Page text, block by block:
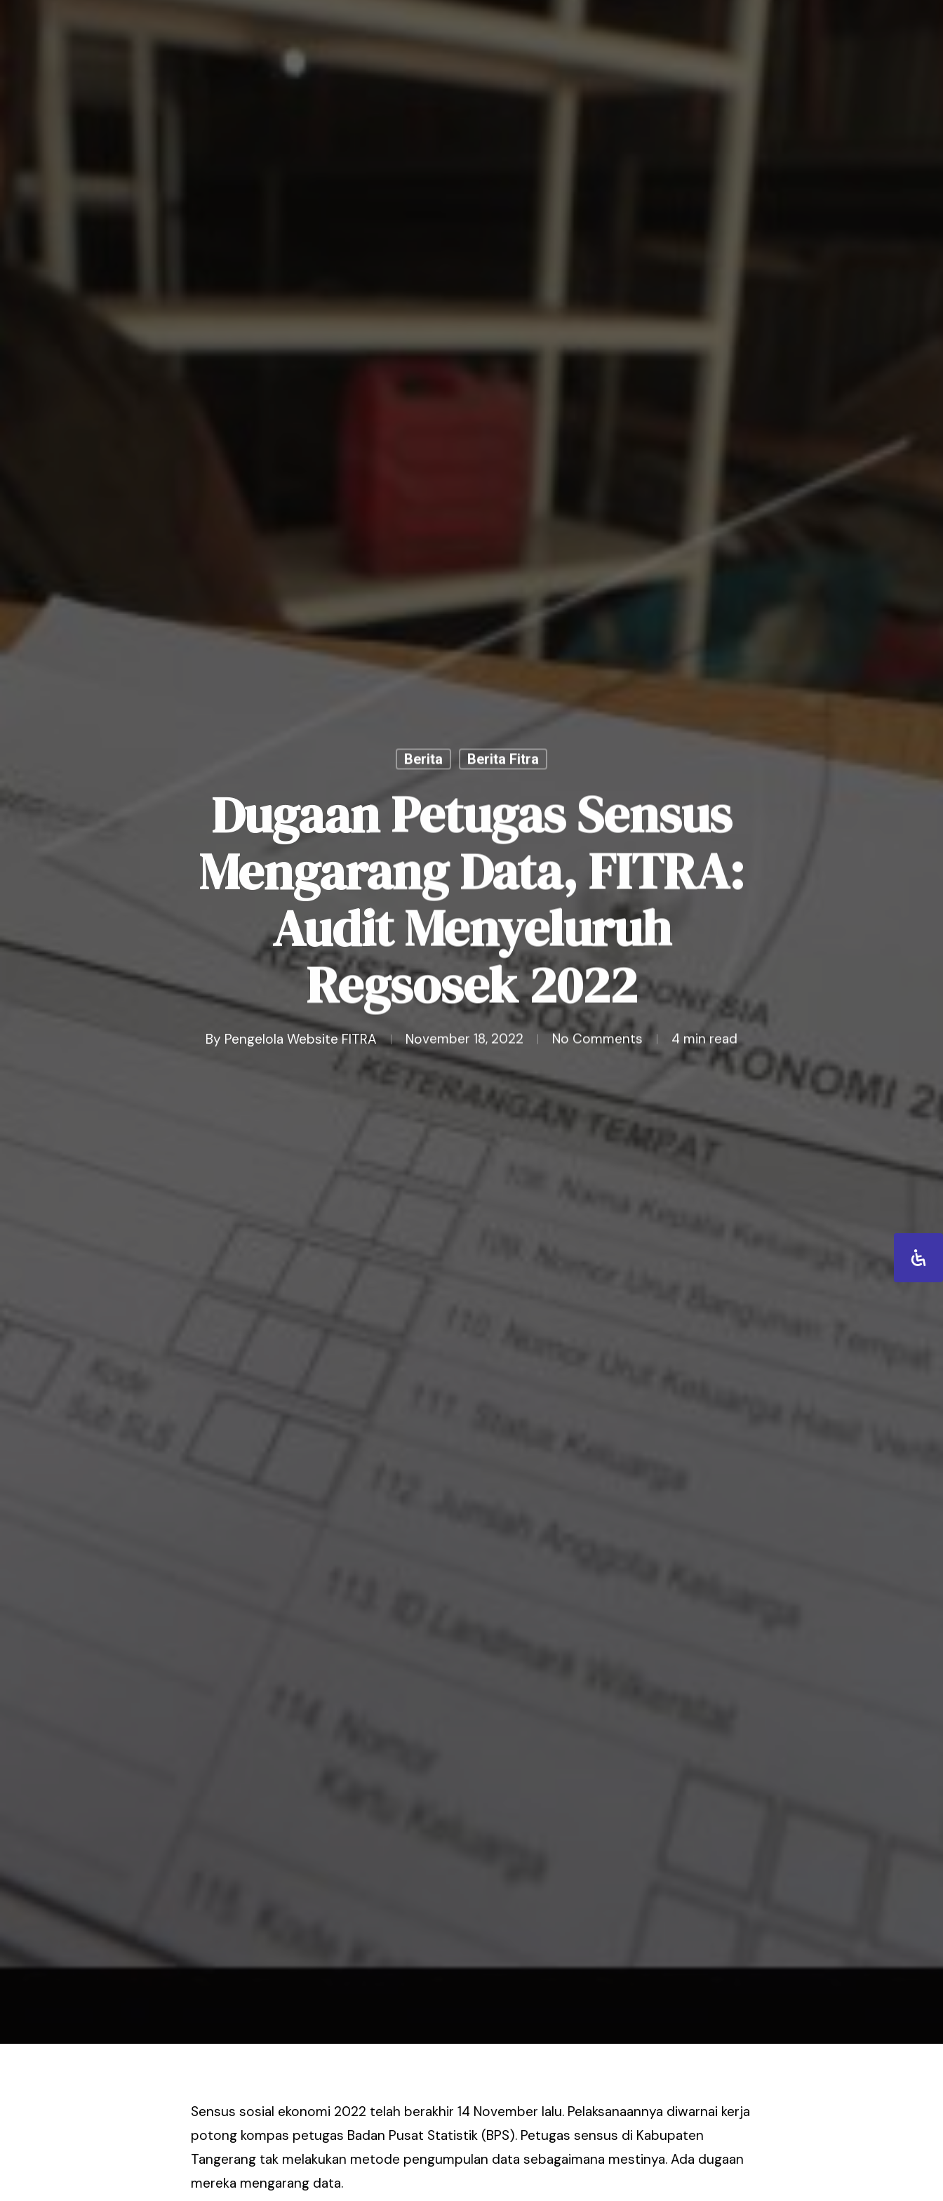
Berita Berita Fitra
Dugaan Petugas Sensus
Mengarang Data, FITRA:
Audit Menyeluruh
Regsosek 2022
By Pengelola Website FITRA November 18, 2022 No Comments 4 min read
Sensus sosial ekonomi 2022 telah berakhir 14 November lalu. Pelaksanaannya diwarnai kerja
potong kompas petugas Badan Pusat Statistik (BPS). Petugas sensus di Kabupaten
Tangerang tak melakukan metode pengumpulan data sebagaimana mestinya. Ada dugaan
mereka mengarang data.